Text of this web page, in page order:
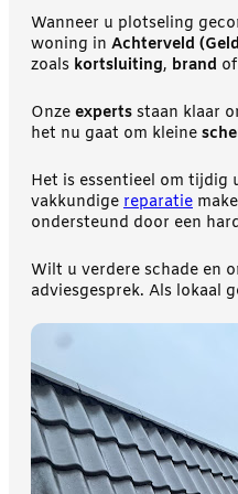
Wanneer u plotseling
woning in Achterveld
zoals kortsluiting, brand
Onze experts staan klaar
het nu gaat om kleine
Het is essentieel om tijdig
vakkundige reparatie
ondersteund door een
Wilt u verdere schade en
adviesgesprek. Als lokaal